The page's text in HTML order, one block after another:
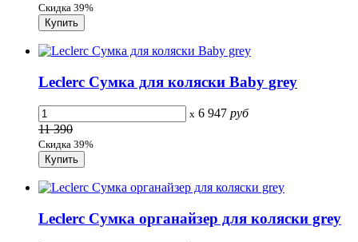
Скидка 39%
Leclerc Сумка для коляски Baby grey
x 6 947 руб
11 390
Скидка 39%
Leclerc Сумка органайзер для коляски grey